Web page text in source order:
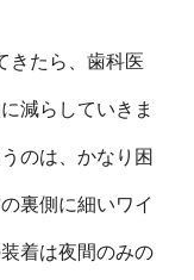
きたら、歯科医
減らしていきま
のは、かなり困
裏側に細いワイ
着は夜間のみの